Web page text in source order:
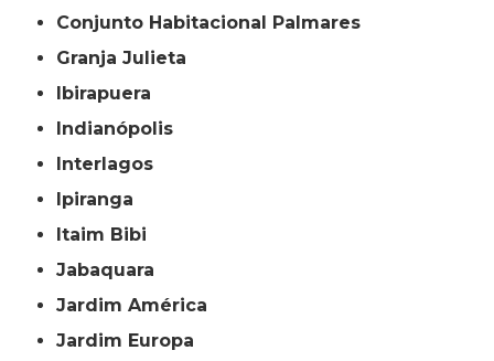
Conjunto Habitacional Palmares
Granja Julieta
Ibirapuera
Indianópolis
Interlagos
Ipiranga
Itaim Bibi
Jabaquara
Jardim América
Jardim Europa